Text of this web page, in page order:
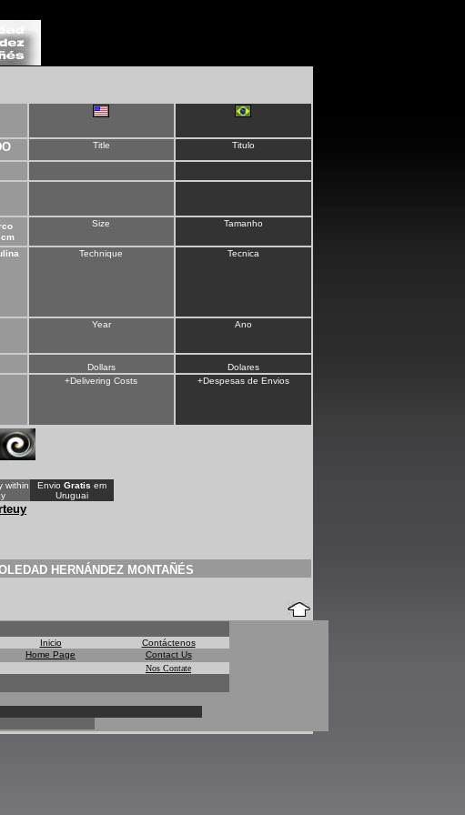
Title Titulo
Size Tamanho
Technique Tecnica
Year Ano
Dollars
Dolares
+Delivering Costs +Despesas de Envios
within
Envio Gratis em
Uruguai
HERNÁNDEZ MONTAÑÉS
Inicio
Contáctenos
Home Page
Contact Us
Nos Contate